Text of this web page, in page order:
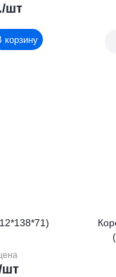
/шт
корзину
шт